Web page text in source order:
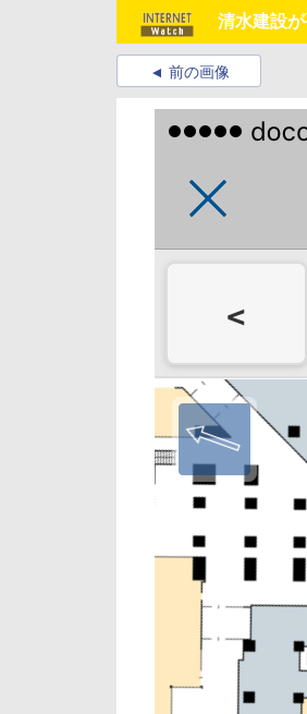
清水建設
前の画像